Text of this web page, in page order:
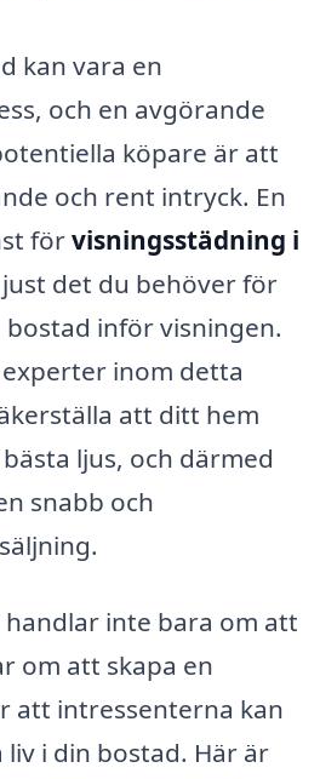
kan vara en
och en avgörande
köpare är att
och rent intryck. En
förvisningsstädning i
det du behöver för
inför visningen.
inom detta
att ditt hem
ljus, och därmed
snabb och
inte bara om att
om att skapa en
att intressenterna kan
i din bostad. Här är